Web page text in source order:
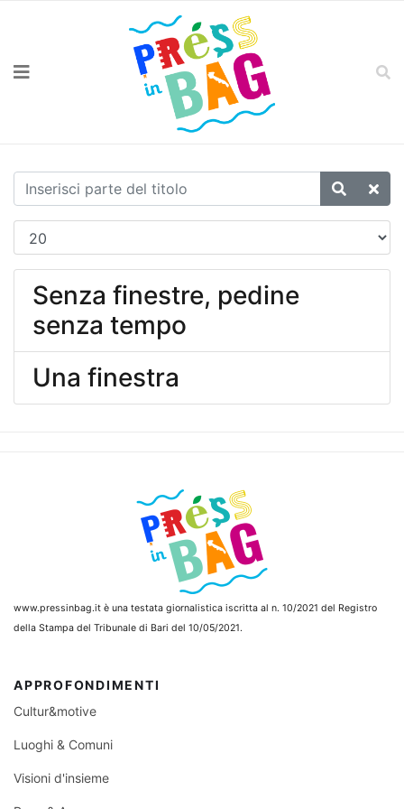
Senza finestre, pedine
senza tempo
Una finestra
www.pressinbag.it è una testata giornalistica iscritta al n. 10/2021 del Registro
della Stampa del Tribunale di Bari del 10/05/2021.
APPROFONDIMENTI
Cultur&motive
Luoghi & Comuni
Visioni d'insieme